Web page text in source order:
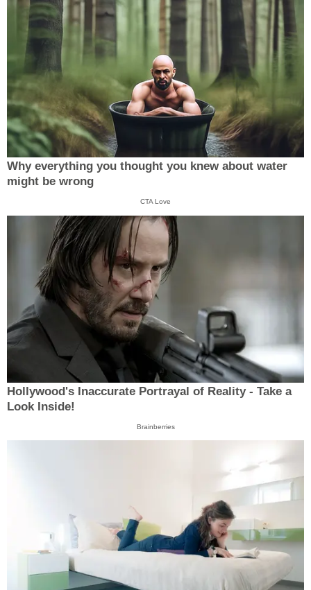
Why everything you thought you knew about water
might be wrong
CTA Love
Hollywood's Inaccurate Portrayal of Reality - Take a
Look Inside!
Brainberries